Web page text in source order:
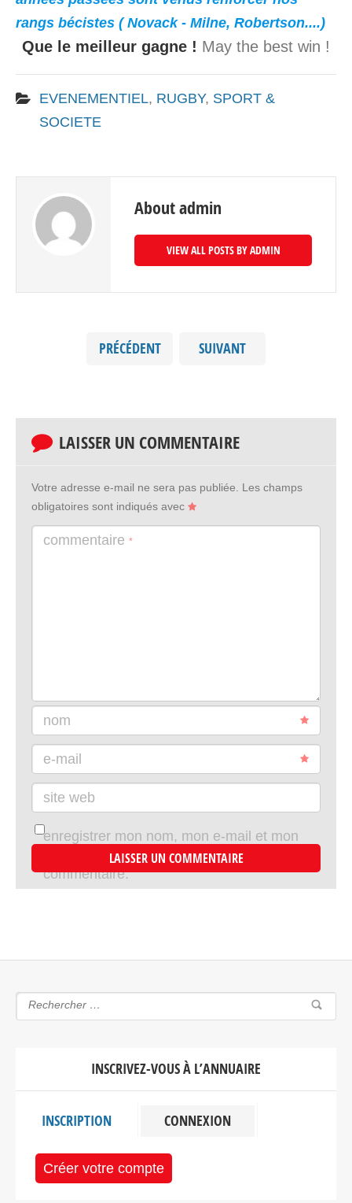
rangs bécistes ( Novack - Milne, Robertson....)
Que le meilleur gagne ! May the best win !
EVENEMENTIEL, RUGBY, SPORT &
SOCIETE
About admin
VIEW ALL POSTS BY ADMIN
PRÉCÉDENT SUIVANT
LAISSER UN COMMENTAIRE
Votre adresse e-mail ne sera pas publiée.
Les champs
obligatoires sont indiqués avec
commentaire *
nom
e-mail
site web
enregistrer mon nom, mon e-mail et mon
site dans le navigateur pour mon prochain
commentaire.
INSCRIVEZ-VOUS À L’ANNUAIRE
INSCRIPTION CONNEXION
Créer votre compte